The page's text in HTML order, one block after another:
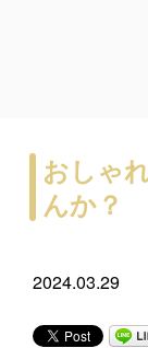
おしゃ
んか？
2024.03.29